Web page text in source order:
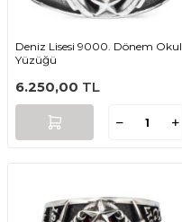
Deniz Lisesi 9000. Dönem Okul
Yüzüğü
6.250,00 TL